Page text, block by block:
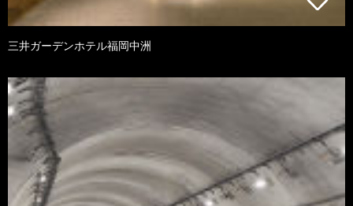
三井ガーデンホテル福岡中洲